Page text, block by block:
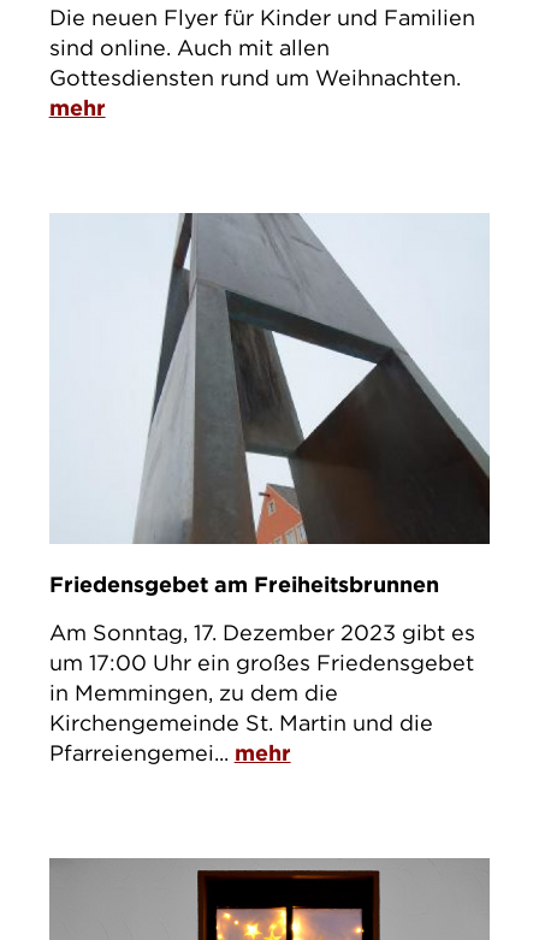
Die neuen Flyer für Kinder und Familien
sind online. Auch mit allen
Gottesdiensten rund um Weihnachten.
mehr
Friedensgebet am Freiheitsbrunnen
Am Sonntag, 17. Dezember 2023 gibt es
um 17:00 Uhr ein großes Friedensgebet
in Memmingen, zu dem die
Kirchengemeinde St. Martin und die
Pfarreiengemei... mehr